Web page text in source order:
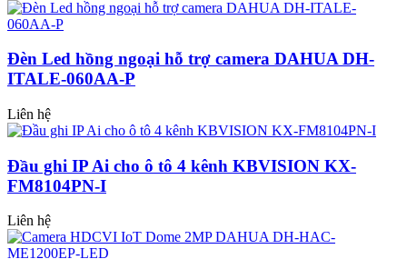
Đèn Led hồng ngoại hỗ trợ camera DAHUA DH-
ITALE-060AA-P
Liên hệ
Đầu ghi IP Ai cho ô tô 4 kênh KBVISION KX-
FM8104PN-I
Liên hệ